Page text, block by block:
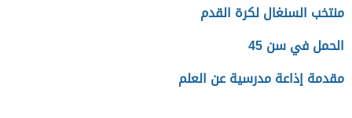
منتخب السنغال لكرة القدم
الحمل في سن 45
مقدمة إذاعة مدرسية عن العلم